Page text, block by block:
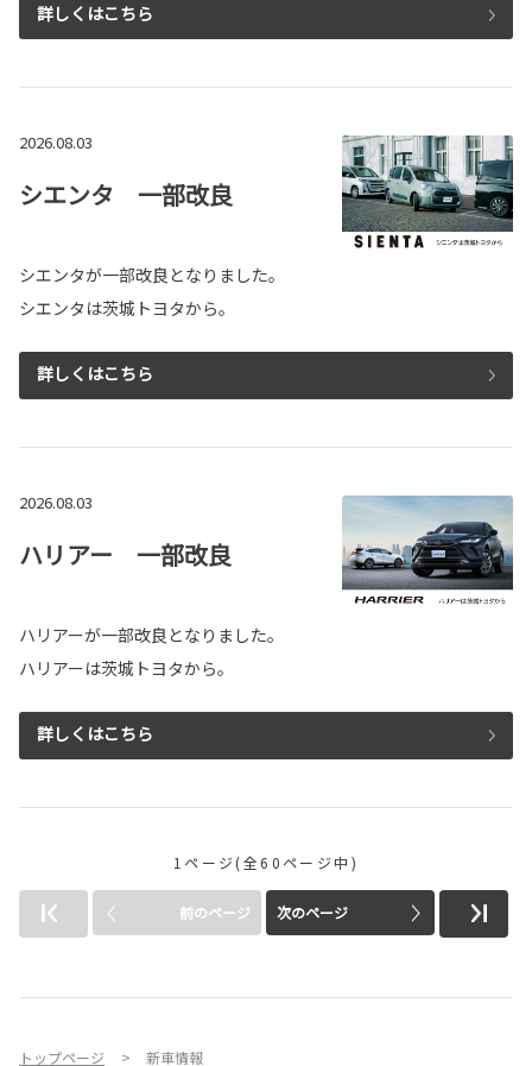
詳しくはこちら
2026.08.03
シエンタ 一部改良
シエンタが一部改良となりました。
シエンタは茨城トヨタから。
詳しくはこちら
2026.08.03
ハリアー 一部改良
ハリアーが一部改良となりました。
ハリアーは茨城トヨタから。
詳しくはこちら
1ページ(全60ページ中)
前のページ 次のページ
トップページ 新車情報